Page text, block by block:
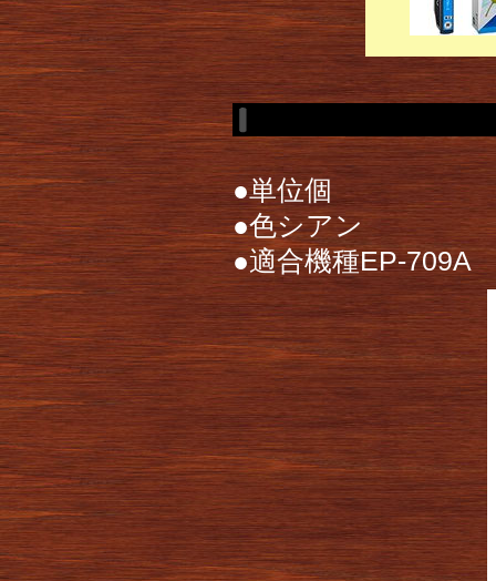
●単位個
●色シアン
●適合機種EP-709A